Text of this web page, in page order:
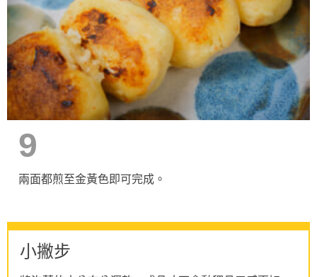
9
兩面都煎至金黃色即可完成。
小撇步